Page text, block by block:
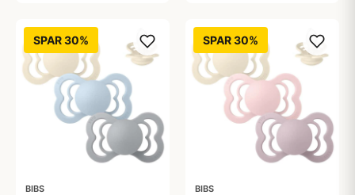
SPAR 30%
BIBS
SPAR 30%
BIBS